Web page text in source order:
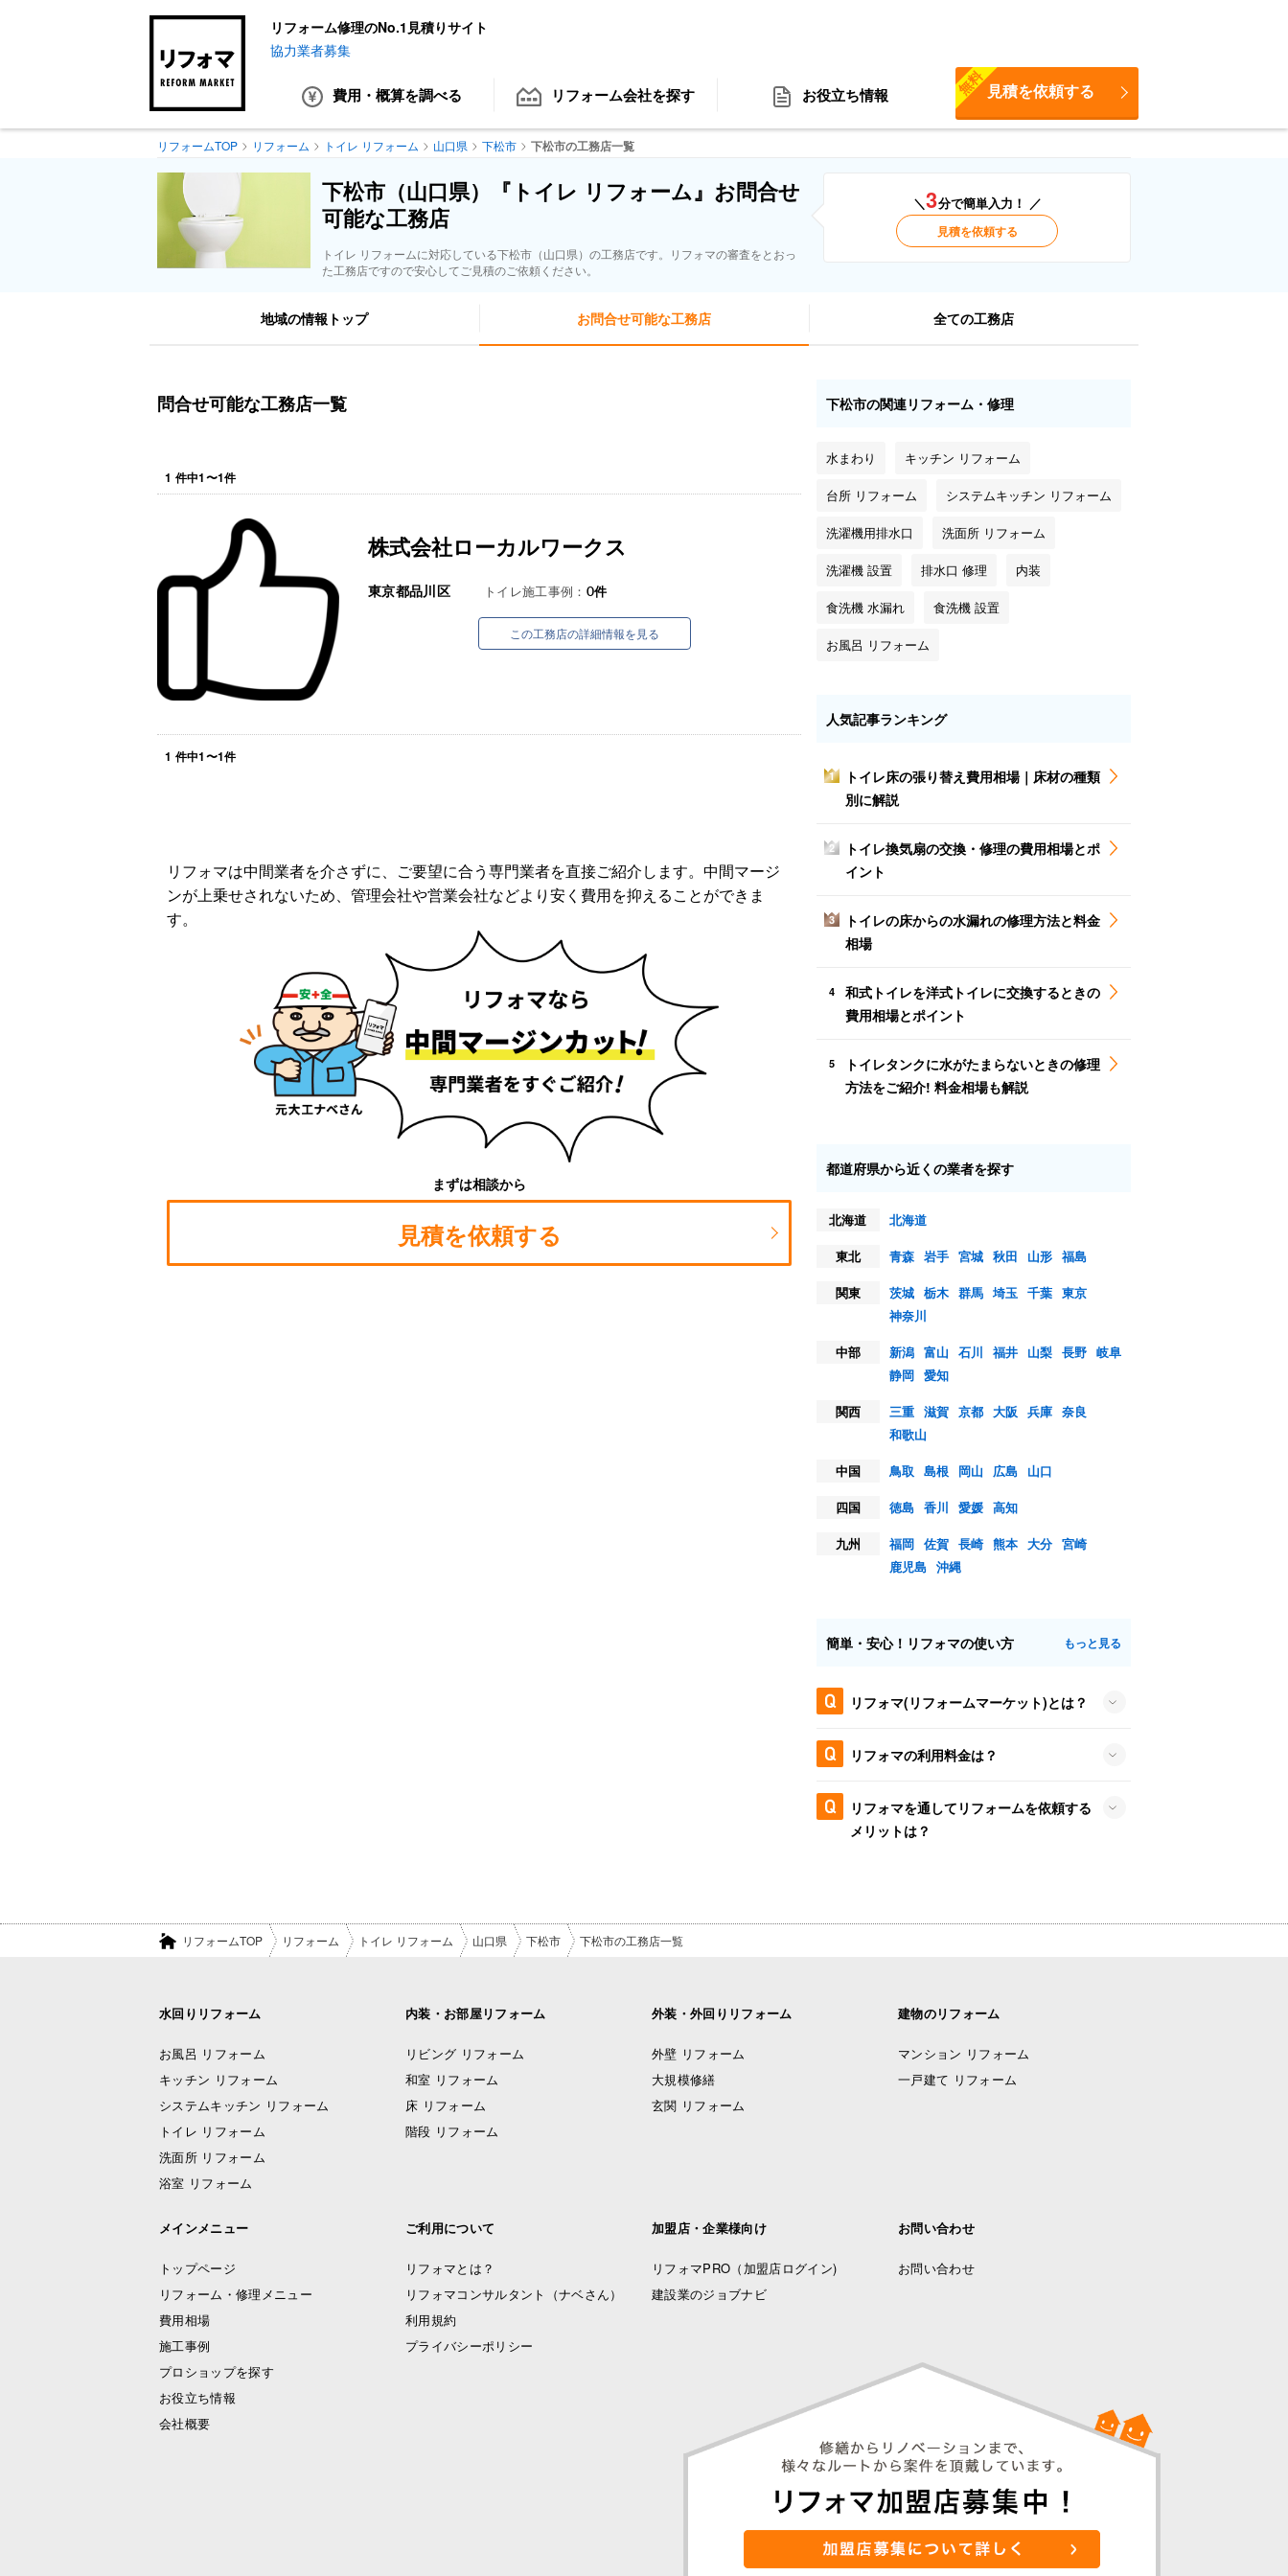
リフォーム修理のNo.1見積りサイト
協力業者募集
費用・概算を調べる リフォーム会社を探す お役立ち情報 見積を依頼する
無料
リフォームTOP リフォーム トイレ リフォーム 山口県 下松市 下松市の工務店一覧
下松市（山口県）『トイレ リフォーム』お問合せ
可能な工務店
トイレ リフォームに対応している下松市（山口県）の工務店です。リフォマの審査をとおっ
た工務店ですので安心してご見積のご依頼ください。
＼3分で簡単入力！ ／
見積を依頼する
地域の情報トップ お問合せ可能な工務店 全ての工務店
問合せ可能な工務店一覧
1 件中1〜1件
株式会社ローカルワークス
東京都品川区 トイレ施工事例： 0件
この工務店の詳細情報を見る
1 件中1〜1件
リフォマは中間業者を介さずに、ご要望に合う専門業者を直接ご紹介します。中間マージ
ンが上乗せされないため、管理会社や営業会社などより安く費用を抑えることができま
す。
まずは相談から
見積を依頼する
下松市の関連リフォーム・修理
水まわり キッチン リフォーム
台所 リフォーム システムキッチン リフォーム
洗濯機用排水口 洗面所 リフォーム
洗濯機 設置 排水口 修理 内装
食洗機 水漏れ 食洗機 設置
お風呂 リフォーム
人気記事ランキング
1
トイレ床の張り替え費用相場｜床材の種類
別に解説
2
トイレ換気扇の交換・修理の費用相場とポ
イント
3
トイレの床からの水漏れの修理方法と料金
相場
4
和式トイレを洋式トイレに交換するときの
費用相場とポイント
5
トイレタンクに水がたまらないときの修理
方法をご紹介! 料金相場も解説
都道府県から近くの業者を探す
北海道
北海道
東北
青森 岩手 宮城 秋田 山形 福島
関東
茨城 栃木 群馬 埼玉 千葉 東京
神奈川
中部
新潟 富山 石川 福井 山梨 長野 岐阜
静岡 愛知
関西
三重 滋賀 京都 大阪 兵庫 奈良
和歌山
中国
鳥取 島根 岡山 広島
山口
四国
徳島 香川 愛媛 高知
九州
福岡 佐賀 長崎 熊本 大分 宮崎
鹿児島 沖縄
簡単・安心！リフォマの使い方 もっと見る
リフォマ(リフォームマーケット)とは？
リフォマの利用料金は？
リフォマを通してリフォームを依頼する
メリットは？
リフォームTOP リフォーム トイレ リフォーム 山口県 下松市 下松市の工務店一覧
水回りリフォーム
お風呂 リフォーム
キッチン リフォーム
システムキッチン リフォーム
トイレ リフォーム
洗面所 リフォーム
浴室 リフォーム
内装・お部屋リフォーム
リビング リフォーム
和室 リフォーム
床 リフォーム
階段 リフォーム
外装・外回りリフォーム
外壁 リフォーム
大規模修繕
玄関 リフォーム
建物のリフォーム
マンション リフォーム
一戸建て リフォーム
メインメニュー
トップページ
リフォーム・修理メニュー
費用相場
施工事例
プロショップを探す
お役立ち情報
会社概要
ご利用について
リフォマとは？
リフォマコンサルタント（ナベさん）
利用規約
プライバシーポリシー
加盟店・企業様向け
リフォマPRO （加盟店ログイン)
建設業のジョブナビ
お問い合わせ
お問い合わせ